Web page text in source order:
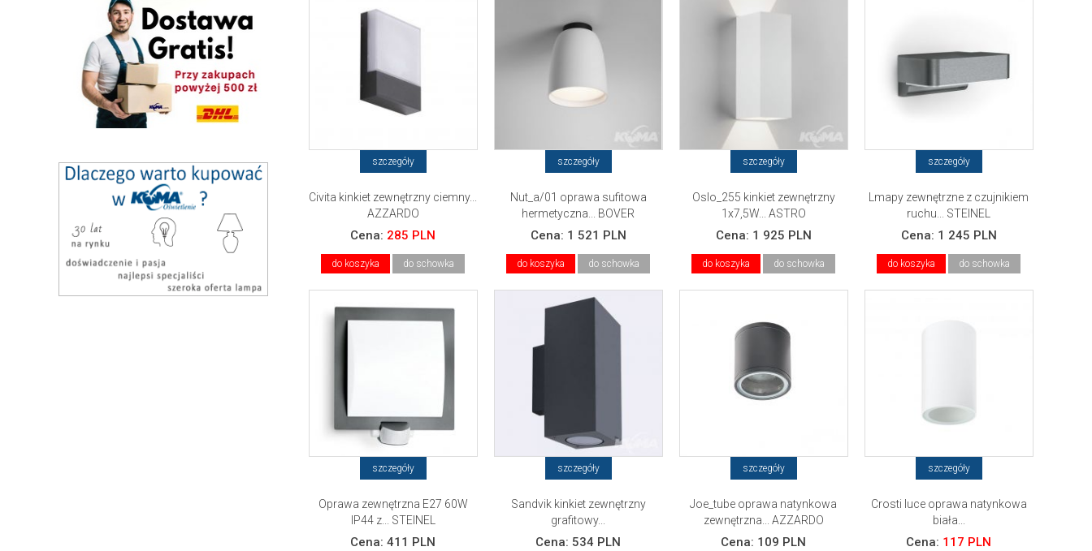
szczegóły
Civita kinkiet zewnętrzny ciemny...
AZZARDO
Cena: 285 PLN
do koszyka do schowka
szczegóły
Nut_a/01 oprawa sufitowa
hermetyczna... BOVER
Cena: 1 521 PLN
do koszyka do schowka
szczegóły
Oslo_255 kinkiet zewnętrzny
1x7,5W... ASTRO
Cena: 1 925 PLN
do koszyka do schowka
szczegóły
Lmapy zewnętrzne z czujnikiem
ruchu... STEINEL
Cena: 1 245 PLN
do koszyka do schowka
szczegóły
Oprawa zewnętrzna E27 60W
IP44 z... STEINEL
Cena:411 PLN
szczegóły
Sandvik kinkiet zewnętrzny
grafitowy...
Cena: 534 PLN
szczegóły
Joe_tube oprawa natynkowa
zewnętrzna... AZZARDO
Cena: 109 PLN
szczegóły
Crosti luce oprawa natynkowa
biała...
Cena: 117 PLN